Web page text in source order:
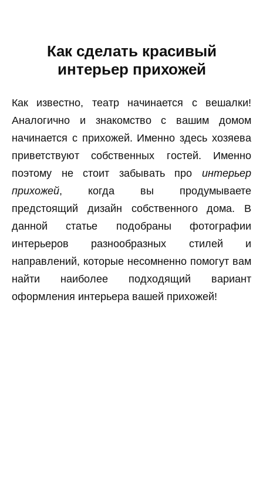
Как сделать красивый
интерьер прихожей
Как известно, театр начинается с вешалки!
Аналогично и знакомство с вашим домом
начинается с прихожей. Именно здесь хозяева
приветствуют собственных гостей. Именно
поэтому не стоит забывать про интерьер
прихожей, когда вы продумываете
предстоящий дизайн собственного дома. В
данной статье подобраны фотографии
интерьеров разнообразных стилей и
направлений, которые несомненно помогут вам
найти наиболее подходящий вариант
оформления интерьера вашей прихожей!